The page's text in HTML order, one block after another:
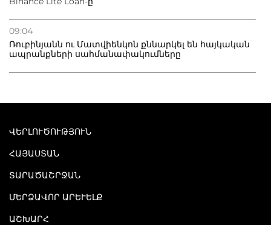
09:04
Ռուբինյանն ու Մատվիենկոն քննարկել են հայկական
ապրանքների սահմանափակումները
ՎԵՐԼՈՒԾՈՒԹՅՈՒՆ
ՀԱՅԱՍՏԱՆ
ՏԱՐԱԾԱՇՐՋԱՆ
ՄԵՐՁԱՎՈՐ ԱՐԵՒԵԼՔ
ԱՇԽԱՐՀ